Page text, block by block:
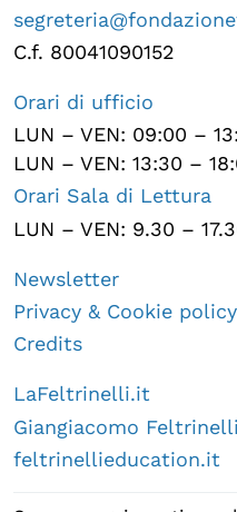
C.f. 80041090152
Orari di ufficio
LUN – VEN: 09:00 –
LUN – VEN: 13:30 –
Orari Sala di Lettura
LUN – VEN: 9.30 –
Newsletter
Privacy & Cookie policy
Credits
LaFeltrinelli.it
Giangiacomo
feltrinellieducation.it